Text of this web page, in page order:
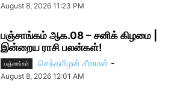
August 8, 2026 11:23 PM
பஞ்சாங்கம் ஆக.08 – சனிக் கிழமை |
இன்றைய ராசி பலன்கள்!
பஞ்சாங்கம் செந்தமிழன் சீராமன் -
August 8, 2026 12:01 AM